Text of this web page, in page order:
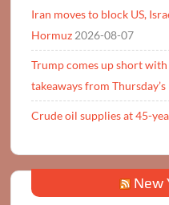
Iran moves to block US,
Hormuz 2026-08-07
Trump comes up short with
takeaways from
Crude oil supplies at 45-
New